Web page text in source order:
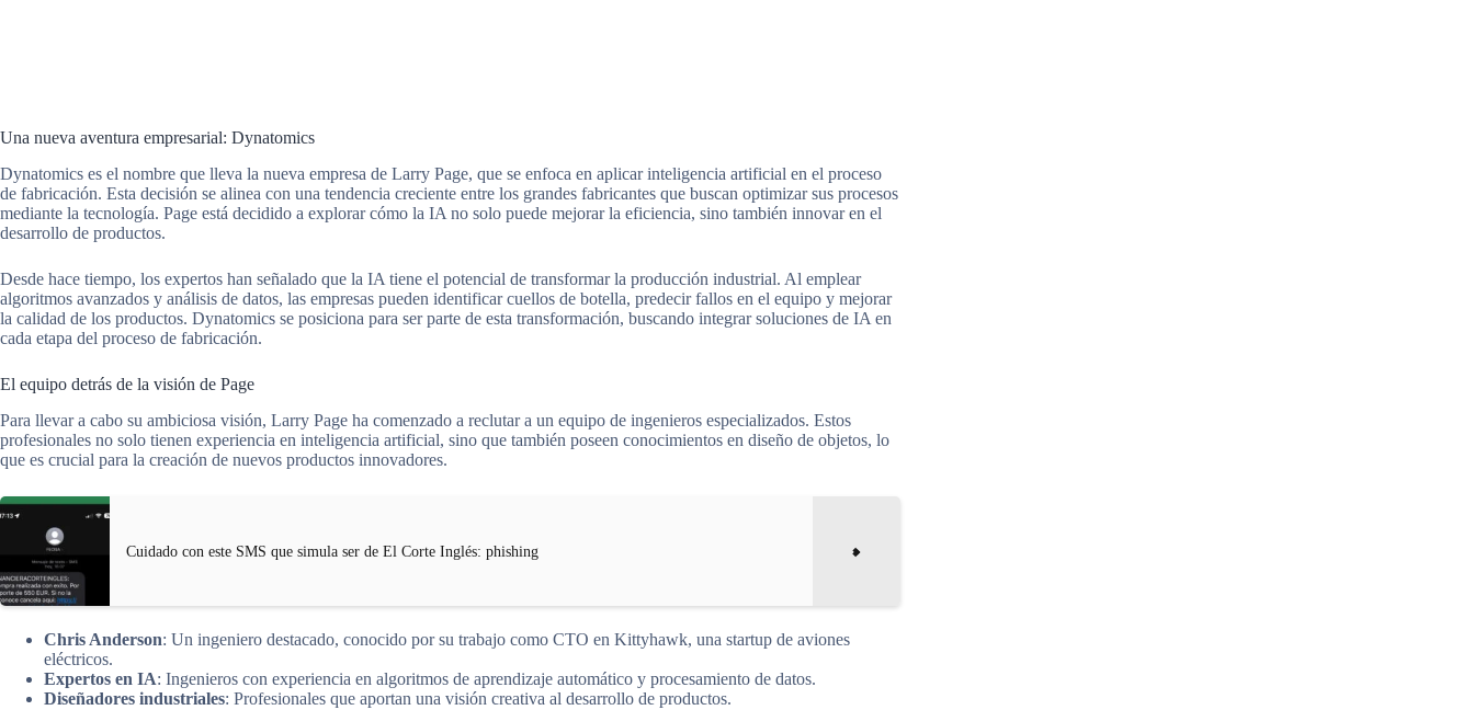
Una nueva aventura empresarial: Dynatomics
Dynatomics es el nombre que lleva la nueva empresa de Larry Page, que se enfoca en aplicar inteligencia artificial en el proceso
de fabricación. Esta decisión se alinea con una tendencia creciente entre los grandes fabricantes que buscan optimizar sus procesos
mediante la tecnología. Page está decidido a explorar cómo la IA no solo puede mejorar la eficiencia, sino también innovar en el
desarrollo de productos.
Desde hace tiempo, los expertos han señalado que la IA tiene el potencial de transformar la producción industrial. Al emplear
algoritmos avanzados y análisis de datos, las empresas pueden identificar cuellos de botella, predecir fallos en el equipo y mejorar
la calidad de los productos. Dynatomics se posiciona para ser parte de esta transformación, buscando integrar soluciones de IA en
cada etapa del proceso de fabricación.
El equipo detrás de la visión de Page
Para llevar a cabo su ambiciosa visión, Larry Page ha comenzado a reclutar a un equipo de ingenieros especializados. Estos
profesionales no solo tienen experiencia en inteligencia artificial, sino que también poseen conocimientos en diseño de objetos, lo
que es crucial para la creación de nuevos productos innovadores.
Cuidado con este SMS que simula ser de El Corte Inglés: phishing
Chris Anderson: Un ingeniero destacado, conocido por su trabajo como CTO en Kittyhawk, una startup de aviones
eléctricos.
Expertos en IA: Ingenieros con experiencia en algoritmos de aprendizaje automático y procesamiento de datos.
Diseñadores industriales: Profesionales que aportan una visión creativa al desarrollo de productos.